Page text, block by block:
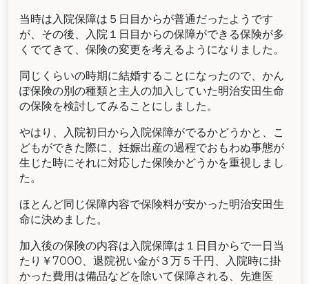
当時は入院保障は５日目からが普通だったようです
が、その後、入院１日目からの保障ができる保険が多
くでてきて、保険の変更を考えるようになりました。
同じくらいの時期に結婚することになったので、かん
ぽ保険の別の種類と主人の加入していた明治安田生命
の保険を検討してみることにしました。
やはり、入院初日から入院保障がでるかどうかと、こ
どもができた際に、妊娠出産の過程でおもわぬ事態が
生じた時にそれに対応した保険かどうかを重視しまし
た。
ほとんど同じ保障内容で保険料が安かった明治安田生
命に決めました。
加入後の保険の内容は入院保障は１日目からで一日当
たり￥7000、退院祝い金が３万５千円、入院時に掛
かった費用は備品などを除いて保障される、先進医